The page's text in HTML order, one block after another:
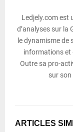
Ledjely.com est
d’analyses sur la
le dynamisme de
informations et
Outre sa pro-
sur
ARTICLES